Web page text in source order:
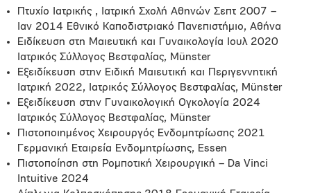
Πτυχίο Ιατρικής , Ιατρική Σχολή Αθηνών Σεπτ 2007 –
Ιαν 2014 Εθνικό Καποδιστριακό Πανεπιστήμιο, Αθήνα
Ειδίκευση στη Μαιευτική και Γυναικολογία Ιουλ 2020
Ιατρικός Σύλλογος Βεστφαλίας, Münster
Eξειδίκευση στην Ειδική Μαιευτική και Περιγεννητική
Ιατρική 2022, Ιατρικός Σύλλογος Βεστφαλίας, Münster
Εξειδίκευση στην Γυναικολογική Ογκολογία 2024
Ιατρικός Σύλλογος Βεστφαλίας, Münster
Πιστοποιημένος Χειρουργός Ενδομητρίωσης 2021
Γερμανική Εταιρεία Ενδομητρίωσης, Essen
Πιστοποίηση στη Ρομποτική Χειρουργική – Da Vinci
Intuitive 2024